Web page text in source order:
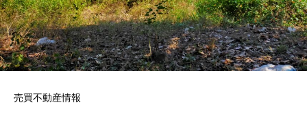
売買不動産情報